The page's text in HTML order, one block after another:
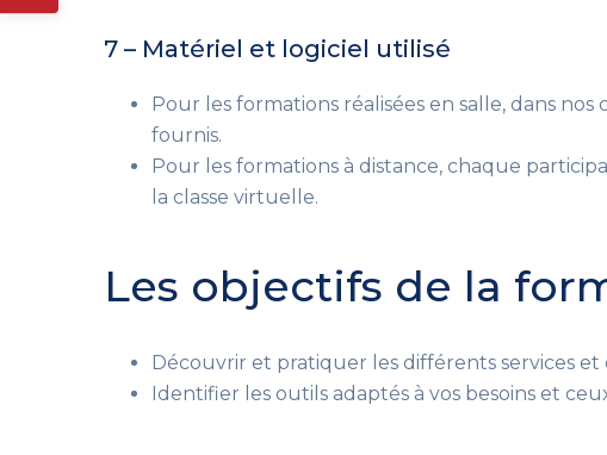
7 – Matériel et logiciel utilisé
Pour les formations réalisées en salle, dans
fournis.
Pour les formations à distance, chaque
la classe virtuelle.
Les objectifs de la
Découvrir et pratiquer les différents services
Identifier les outils adaptés à vos besoins et